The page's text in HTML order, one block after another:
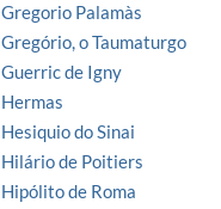
Gregorio Palamàs
Gregório, o Taumaturgo
Guerric de Igny
Hermas
Hesiquio do Sinai
Hilário de Poitiers
Hipólito de Roma